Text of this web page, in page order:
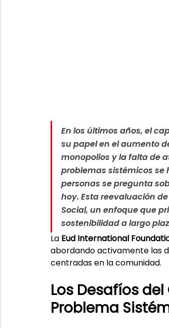
En los últimos años, el
su papel en el aumento
monopolios y la falta de
problemas sistémicos se
personas se pregunta
hoy. Esta reevaluación
Social, un enfoque que
sostenibilidad a largo
La Eud International
abordando activamente las
centradas en la comunidad.
Los Desafíos
Problema